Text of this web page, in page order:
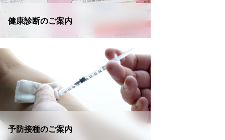
健康診断のご案内
予防接種のご案内